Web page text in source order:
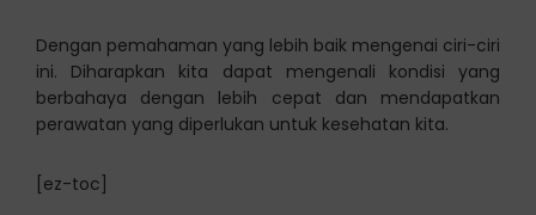
Dengan pemahaman yang lebih baik mengenai ciri-ciri
ini. Diharapkan kita dapat mengenali kondisi yang
berbahaya dengan lebih cepat dan mendapatkan
perawatan yang diperlukan untuk kesehatan kita.
[ez-toc]